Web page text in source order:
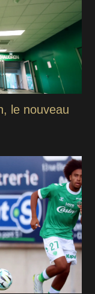
le nouveau